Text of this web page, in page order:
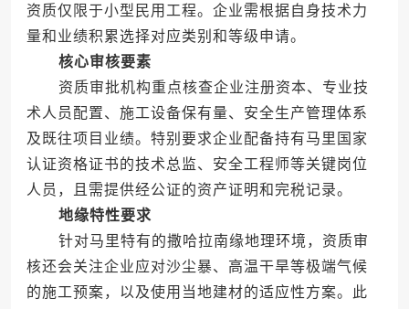
资质仅限于小型民用工程。企业需根据自身技术力
量和业绩积累选择对应类别和等级申请。
核心审核要素
资质审批机构重点核查企业注册资本、专业技
术人员配置、施工设备保有量、安全生产管理体系
及既往项目业绩。特别要求企业配备持有马里国家
认证资格证书的技术总监、安全工程师等关键岗位
人员，且需提供经公证的资产证明和完税记录。
地缘特性要求
针对马里特有的撒哈拉南缘地理环境，资质审
核还会关注企业应对沙尘暴、高温干旱等极端气候
的施工预案，以及使用当地建材的适应性方案。此